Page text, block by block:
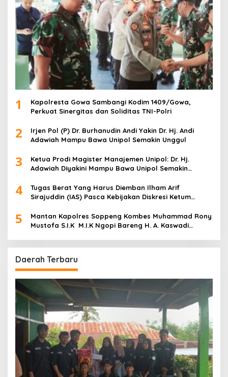
1
Kapolresta Gowa Sambangi Kodim 1409/Gowa,
Perkuat Sinergitas dan Soliditas TNI-Polri
2
Irjen Pol (P) Dr. Burhanudin Andi Yakin Dr. Hj. Andi
Adawiah Mampu Bawa Unipol Semakin Unggul
3
Ketua Prodi Magister Manajemen Unipol: Dr. Hj.
Adawiah Diyakini Mampu Bawa Unipol Semakin
4
Tugas Berat Yang Harus Diemban Ilham Arif
Sirajuddin (IAS) Pasca Kebijakan Diskresi Ketum
5
Mantan Kapolres Soppeng Kombes Muhammad Rony
Mustofa S.I.K M.I.K Ngopi Bareng H. A. Kaswadi
Daerah Terbaru